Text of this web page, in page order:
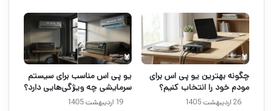
چگونه بهترین یو ‌پی ‌اس برای
مودم خود را انتخاب کنیم؟
26 اردیبهشت 1405
یو پی اس مناسب برای سیستم
سرمایشی چه ویژگی‌هایی دارد؟
19 اردیبهشت 1405